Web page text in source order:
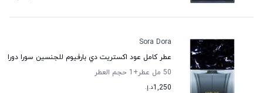
Sora Dora
عطر كامل عود اكستريت دي بارفيوم للجنسين سورا دورا
50 مل عطر
+1
حجم العطر
1,250د.إ.